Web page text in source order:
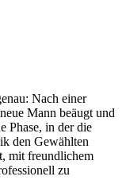
Nach einer
Mann beäugt und
Phase, in der die
den Gewählten
mit freundlichem
zu